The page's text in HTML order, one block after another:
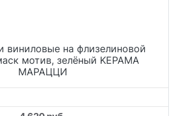
виниловые на флизелиновой
мотив, зелёный KЕРАМА
МАРАЦЦИ